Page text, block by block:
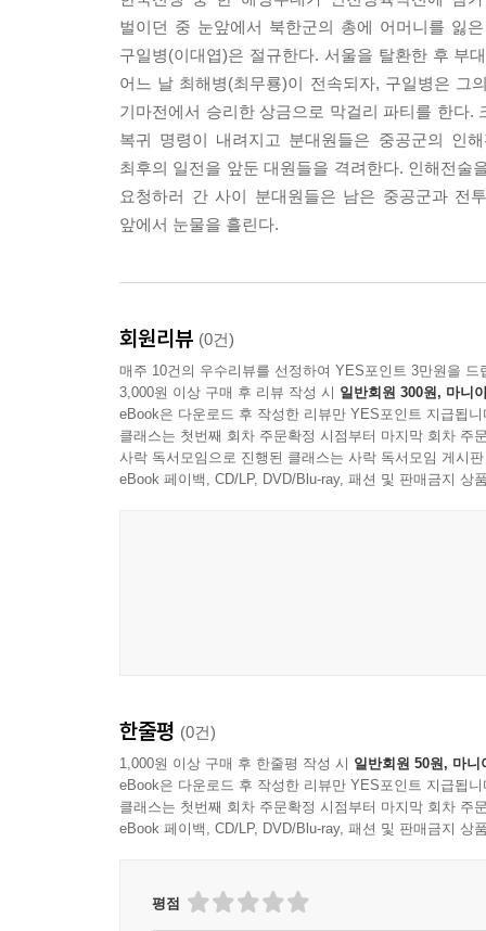
벌이던 중 눈앞에서 북한군의 총에 어머니를 잃
구일병(이대엽)은 절규한다. 서울을 탈환한 후 부
어느 날 최해병(최무룡)이 전속되자, 구일병은 그
기마전에서 승리한 상금으로 막걸리 파티를 한다
복귀 명령이 내려지고 분대원들은 중공군의 인
최후의 일전을 앞둔 대원들을 격려한다. 인해전술
요청하러 간 사이 분대원들은 남은 중공군과 전
앞에서 눈물을 흘린다.
회원리뷰 (0건)
매주 10건의 우수리뷰를 선정하여 YES포인트 3만원을 드
3,000원 이상 구매 후 리뷰 작성 시 일반회원 300원, 마니
eBook은 다운로드 후 작성한 리뷰만 YES포인트 지급됩니
클래스는 첫번째 회차 주문확정 시점부터 마지막 회차 주
사락 독서모임으로 진행된 클래스는 사락 독서모임 게시
eBook 페이백, CD/LP, DVD/Blu-ray, 패션 및 판매금지 상
한줄평 (0건)
1,000원 이상 구매 후 한줄평 작성 시 일반회원 50원, 마니
eBook은 다운로드 후 작성한 리뷰만 YES포인트 지급됩니
클래스는 첫번째 회차 주문확정 시점부터 마지막 회차 주
eBook 페이백, CD/LP, DVD/Blu-ray, 패션 및 판매금지 상
평점